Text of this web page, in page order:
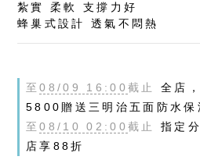
紮實 柔軟 支撐力好
蜂巢式設計 透氣不悶熱
至08/09 16:00截止
全店
5800贈送三明治五面防水保
至08/10 02:00截止
指定
店享88折